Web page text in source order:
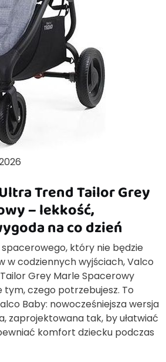
Trend Tailor Grey
– lekkość,
na co dzień
spacerowego, który nie będzie
w codziennych wyjściach, Valco
Grey Marle Spacerowy
tym, czego potrzebujesz. To
Baby: nowocześniejsza wersja
zaprojektowana tak, by ułatwiać
komfort dziecku podczas